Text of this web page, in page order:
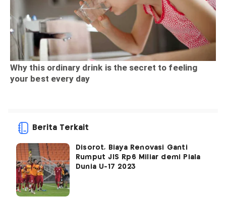
Berita Terkait
Disorot, Biaya Renovasi Ganti
Rumput JIS Rp6 Miliar demi Piala
Dunia U-17 2023